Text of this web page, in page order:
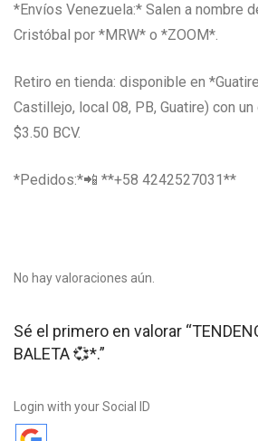
*Envíos Venezuela:* Salen a nombre
Cristóbal por *MRW* o *ZOOM*.
Retiro en tienda: disponible en
Castillejo, local 08, PB, Guatire) con
$3.50 BCV.
*Pedidos:*📲 **+58 4242527031**
No hay valoraciones aún.
Sé el primero en valorar
BALETA 💞*.”
Login with your Social ID